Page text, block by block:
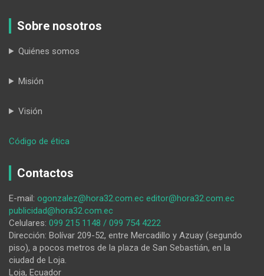
Sobre nosotros
Quiénes somos
Misión
Visión
Código de ética
y
novia,
tras
las
rejas
por
Contactos
E-mail: ogonzalez@hora32.com.ec editor@hora32.com.ec
publicidad@hora32.com.ec
Celulares: 099 215 1148 / 099 754 4222
Dirección: Bolívar 209-52, entre Mercadillo y Azuay (segundo
piso), a pocos metros de la plaza de San Sebastián, en la
ciudad de Loja.
Loja, Ecuador